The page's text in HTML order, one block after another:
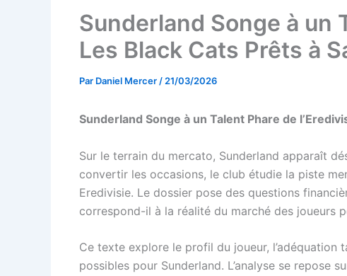
Sunderland Songe à un
Les Black Cats Prêts à
Par Daniel Mercer / 21/03/2026
Sunderland Songe à un Talent Phare de
Sur le terrain du mercato, Sunderland apparaît
convertir les occasions, le club étudie la piste
Eredivisie. Le dossier pose des questions
correspond-il à la réalité du marché des joueurs
Ce texte explore le profil du joueur,
possibles pour Sunderland. L’analyse se repose